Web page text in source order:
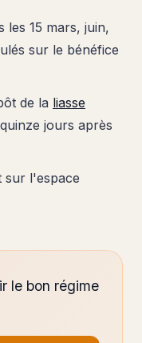
les 15 mars, juin,
sur le bénéfice
de la liasse
jours après
sur l'espace
le bon régime